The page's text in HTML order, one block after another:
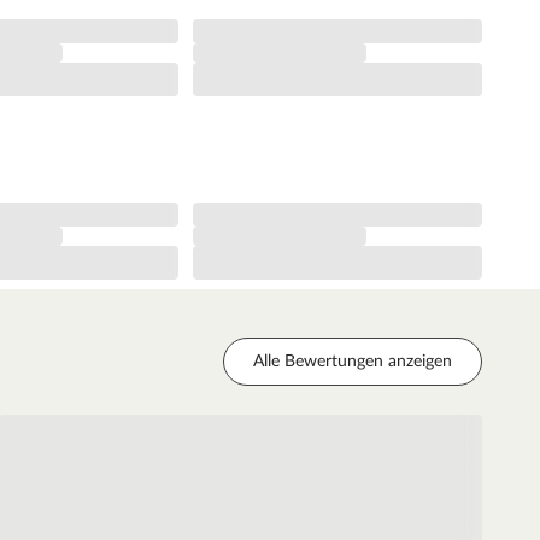
Alle Bewertungen anzeigen